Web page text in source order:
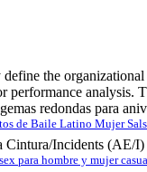
the
redondas para
de Baile Latino Mujer
Incidents (AE/
para hombre y mujer